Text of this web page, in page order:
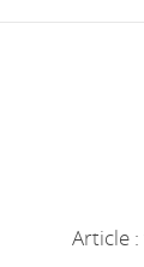
Article